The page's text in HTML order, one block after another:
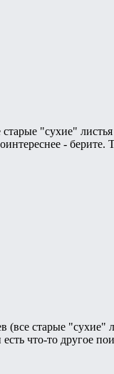
"сухие"
- берите.
старые "сухие"
что-то другое